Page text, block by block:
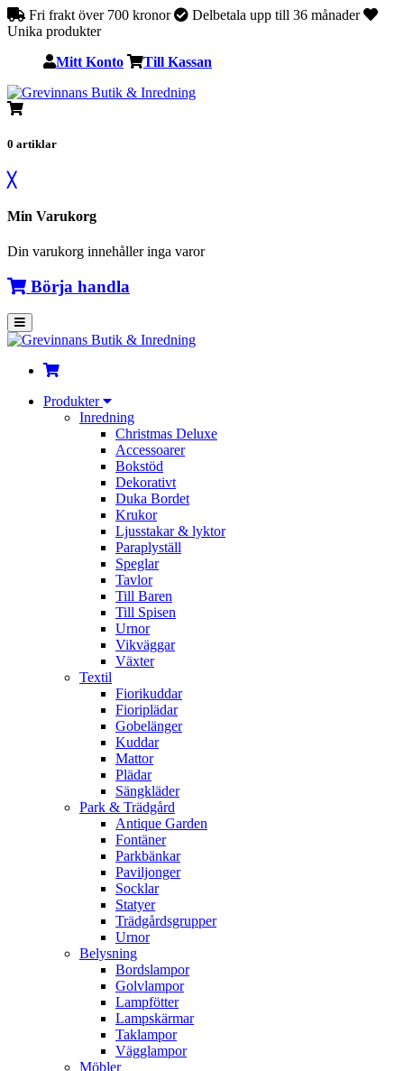
Fri frakt över 700 kronor
Delbetala upp till 36 månader
Unika produkter
Mitt Konto Till Kassan
0 artiklar
╳
Min Varukorg
Din varukorg innehåller inga varor
Börja handla
Produkter
Inredning
Christmas Deluxe
Accessoarer
Bokstöd
Dekorativt
Duka Bordet
Krukor
Ljusstakar & lyktor
Paraplyställ
Speglar
Tavlor
Till Baren
Till Spisen
Urnor
Vikväggar
Växter
Textil
Fiorikuddar
Fioriplädar
Gobelänger
Kuddar
Mattor
Plädar
Sängkläder
Park & Trädgård
Antique Garden
Fontäner
Parkbänkar
Paviljonger
Socklar
Statyer
Trädgårdsgrupper
Urnor
Belysning
Bordslampor
Golvlampor
Lampfötter
Lampskärmar
Taklampor
Vägglampor
Möbler